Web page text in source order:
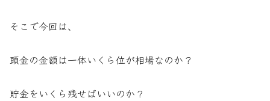
そこで今回は、
頭金の金額は一体いくら位が相場なのか？
貯金をいくら残せばいいのか？